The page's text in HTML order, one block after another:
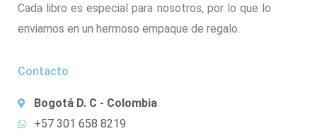
Cada libro es especial para nosotros, por lo que lo
enviamos en un hermoso empaque de regalo.
Contacto
Bogotá D. C - Colombia
+57 301 658 8219